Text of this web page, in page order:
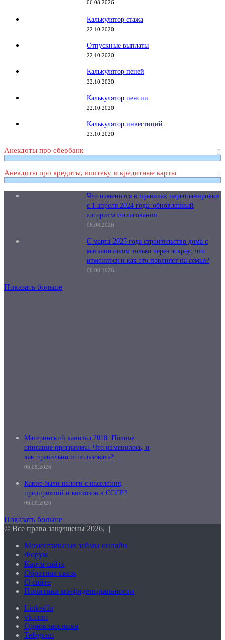
06.08.2026
Калькулятор стажа
22.10.2020
Отпускные выплаты
22.10.2020
Калькулятор пеней
22.10.2020
Калькулятор пенсии
22.10.2020
Калькулятор инвестиций
23.10.2020
Анекдоты про сбербанк
Анекдоты про кредиты, ипотеку и кредитные карты
Что изменится в правилах перепланировки
с 1 апреля 2024 года: обновленный
алгоритм согласования
06.08.2026
С марта 2025 года строительство дома с
маткапиталом только через эскроу: что
изменится и как это повлияет на семьи?
06.08.2026
Показать больше
Материнский капитал 2018. Полное
описание программы. Что изменилось, и
как правильно использовать?
06.08.2026
Какие были налоги с населения,
предприятий и колхозов в СССР?
06.08.2026
Показать больше
© Все права защищены 2026, |
Моментальные займы онлайн
Форум
Карта сайта
Обратная связь
О сайте
Политика конфиденциальности
LinkedIn
vk.com
Одноклассники
Telegram